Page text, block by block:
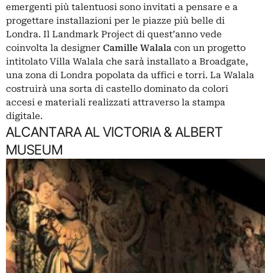
emergenti più talentuosi sono invitati a pensare e a
progettare installazioni per le piazze più belle di
Londra. Il Landmark Project di quest’anno vede
coinvolta la designer Camille Walala con un progetto
intitolato Villa Walala che sarà installato a Broadgate,
una zona di Londra popolata da uffici e torri. La Walala
costruirà una sorta di castello dominato da colori
accesi e materiali realizzati attraverso la stampa
digitale.
ALCANTARA AL VICTORIA & ALBERT
MUSEUM